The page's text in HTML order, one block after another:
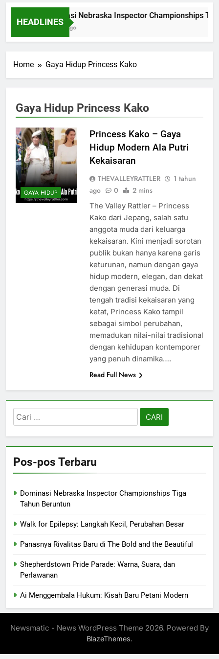
HEADLINES
Dominasi Nebraska Inspector Championships
2 Bulan Ago
Home Gaya Hidup Princess Kako
Gaya Hidup Princess Kako
GAYA HIDUP
Princess Kako – Gaya
Hidup Modern Ala Putri
Kekaisaran
THEVALLEYRATTLER
1 tahun
ago
0 2 mins
The Valley Rattler – Princess
Kako dari Jepang, salah satu
anggota muda dari keluarga
kekaisaran. Kini menjadi sorotan
publik bukan hanya karena garis
keturunan, namun dengan gaya
hidup modern, elegan, dan dekat
dengan generasi muda. Di
tengah tradisi kekaisaran yang
ketat, Princess Kako tampil
sebagai simbol perubahan,
memadukan nilai-nilai tradisional
dengan kehidupan kontemporer
yang penuh dinamika….
Read Full News
Cari
untuk:
Pos-pos Terbaru
Dominasi Nebraska Inspector Championships Tiga
Tahun Beruntun
Walk for Epilepsy: Langkah Kecil, Perubahan Besar
Panasnya Rivalitas Baru di The Bold and the Beautiful
Shepherdstown Pride Parade: Warna, Suara, dan
Perlawanan
Ai Menggembala Hukum: Kisah Baru Petani Modern
Newsmatic - News WordPress Theme 2026. Powered By
BlazeThemes.